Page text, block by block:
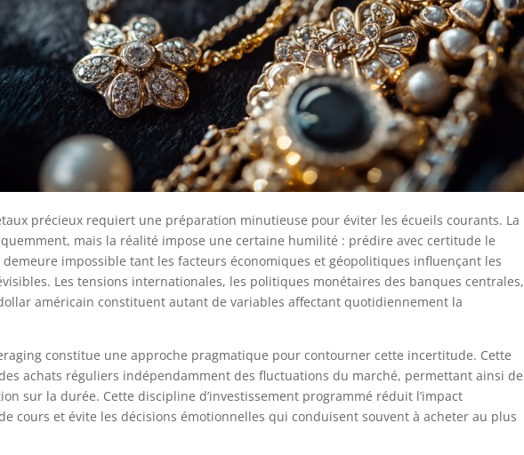
précieux requiert une préparation minutieuse pour éviter les écueils courants. La
mais la réalité impose une certaine humilité : prédire avec certitude le
impossible tant les facteurs économiques et géopolitiques influençant les
Les tensions internationales, les politiques monétaires des banques centrales,
américain constituent autant de variables affectant quotidiennement la
constitue une approche pragmatique pour contourner cette incertitude. Cette
achats réguliers indépendamment des fluctuations du marché, permettant ainsi de
sur la durée. Cette discipline d’investissement programmé réduit l’impact
cours et évite les décisions émotionnelles qui conduisent souvent à acheter au plus